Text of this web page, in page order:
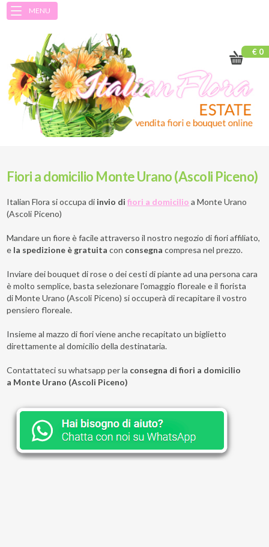
MENU
€ 0
Fiori a domicilio Monte Urano (Ascoli Piceno)
Italian Flora si occupa di invio difiori a domicilio a Monte Urano
(Ascoli Piceno)
Mandare un fiore è facile attraverso il nostro negozio di fiori affiliato,
e la spedizione è gratuita con consegna compresa nel prezzo.
Inviare dei bouquet di rose o dei cesti di piante ad una persona cara
è molto semplice, basta selezionare l'omaggio floreale e il fiorista
di Monte Urano (Ascoli Piceno) si occuperà di recapitare il vostro
pensiero floreale.
Insieme al mazzo di fiori viene anche recapitato un biglietto
direttamente al domicilio della destinataria.
Contattateci su whatsapp per la consegna di fiori a domicilio
a Monte Urano (Ascoli Piceno)